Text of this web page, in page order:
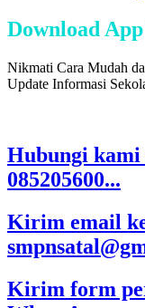
Download
Nikmati Cara Mudah
Update Informasi
Hubungi
085205600...
Kirim email
Kirim form